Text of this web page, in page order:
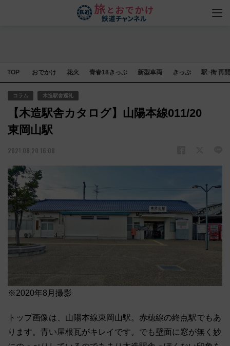
TOP おでかけ 花火 青春18きっぷ 新型車両 きっぷ 駅･街 再
コラム 木造駅舎巡礼
【木造駅舎カタログ】山陽本線011/20
東岡山駅
2021.08.20 16:08
※2020年8月撮影
トップ画像は、山陽本線東岡山駅。赤穂線の終点駅でもあ
ります。青い屋根瓦がキレイです。でも壁面に窓が無く妙